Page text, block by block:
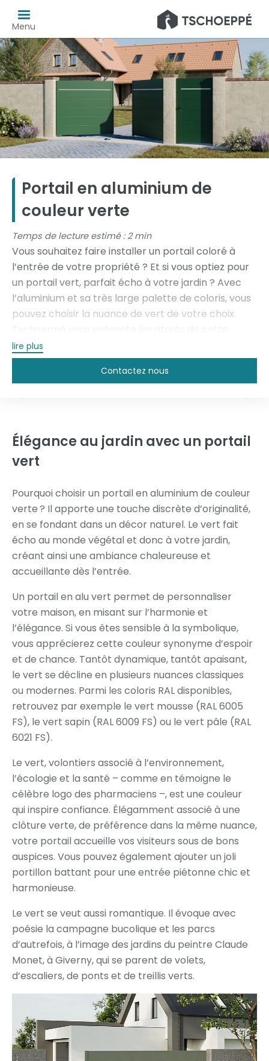
Menu
Portail en aluminium de
couleur verte
Temps de lecture estimé : 2 min
Vous souhaitez faire installer un portail coloré à
l’entrée de votre propriété ? Et si vous optiez pour
un portail vert, parfait écho à votre jardin ? Avec
l’aluminium et sa très large palette de coloris, vous
pouvez choisir la nuance de vert de votre choix.
couleur tendance, qui évoque la nature et le
charme bucolique d’antan. Sublimez votre maison
et votre jardin avec un portail vert battant ou
lire plus
Contactez nous
Élégance au jardin avec un portail
vert
Pourquoi choisir un portail en aluminium de couleur
verte ? Il apporte une touche discrète d’originalité,
en se fondant dans un décor naturel. Le vert fait
écho au monde végétal et donc à votre jardin,
créant ainsi une ambiance chaleureuse et
accueillante dès l’entrée.
Un portail en alu vert permet de personnaliser
votre maison, en misant sur l’harmonie et
l’élégance. Si vous êtes sensible à la symbolique,
vous apprécierez cette couleur synonyme d’espoir
et de chance. Tantôt dynamique, tantôt apaisant,
le vert se décline en plusieurs nuances classiques
ou modernes. Parmi les coloris RAL disponibles,
retrouvez par exemple le vert mousse (RAL 6005
FS), le vert sapin (RAL 6009 FS) ou le vert pâle (RAL
6021 FS).
Le vert, volontiers associé à l’environnement,
l’écologie et la santé – comme en témoigne le
célèbre logo des pharmaciens –, est une couleur
qui inspire confiance. Élégamment associé à une
clôture verte, de préférence dans la même nuance,
votre portail accueille vos visiteurs sous de bons
auspices. Vous pouvez également ajouter un joli
portillon battant pour une entrée piétonne chic et
harmonieuse.
Le vert se veut aussi romantique. Il évoque avec
poésie la campagne bucolique et les parcs
d’autrefois, à l’image des jardins du peintre Claude
Monet, à Giverny, qui se parent de volets,
d’escaliers, de ponts et de treillis verts.